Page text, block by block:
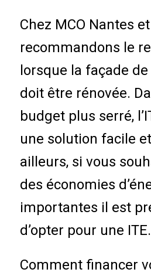
Chez MCO Nantes
recommandons le
lorsque la façade
doit être rénovée.
budget plus serré,
une solution facile
ailleurs, si vous
des économies
importantes il est
d’opter pour une ITE.
Comment financer